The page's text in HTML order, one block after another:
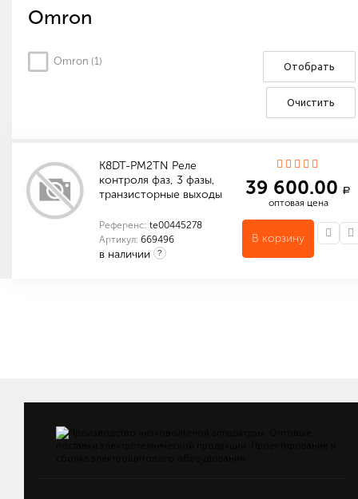
Omron
Отобрать
Очистить
Omron (1)
K8DT-PM2TN Реле
контроля фаз, 3 фазы,
транзисторные выходы
Референс: te00445278
Артикул: 669496
в наличии ?
39 600.00 a
оптовая цена
В корзину